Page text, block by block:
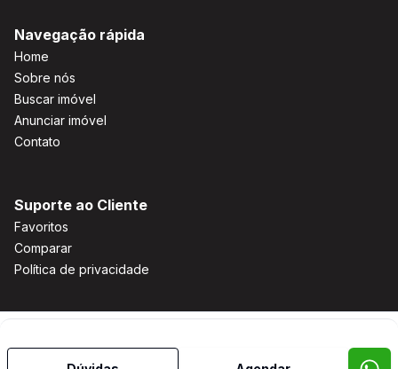
Navegação rápida
Home
Sobre nós
Buscar imóvel
Anunciar imóvel
Contato
Suporte ao Cliente
Favoritos
Comparar
Política de privacidade
Selo de Tecnologia Loft